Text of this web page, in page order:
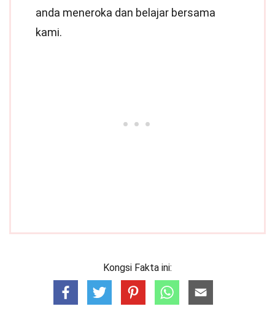
anda meneroka dan belajar bersama
kami.
Kongsi Fakta ini: